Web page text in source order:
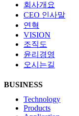
회사개요
CEO 인사말
연혁
VISION
조직도
윤리경영
오시는길
BUSINESS
Technology
Products